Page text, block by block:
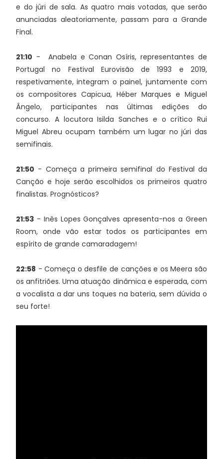
e do júri de sala. As quatro mais votadas, que serão
anunciadas aleatoriamente, passam para a Grande
Final.
21:10 - Anabela e Conan Osíris, representantes de
Portugal no Festival Eurovisão de 1993 e 2019,
respetivamente, integram o painel, juntamente com
os compositores Capicua, Héber Marques e Miguel
Ângelo, participantes nas últimas edições do
concurso. A locutora Isilda Sanches e o crítico Rui
Miguel Abreu ocupam também um lugar no júri das
semifinais.
21:50 - Começa a primeira semifinal do Festival da
Canção e hoje serão escolhidos os primeiros quatro
finalistas. Prognósticos?
21:53 - Inês Lopes Gonçalves apresenta-nos a Green
Room, onde vão estar todos os participantes em
espírito de grande camaradagem!
22:58 - Começa o desfile de canções e os Meera são
os anfitriões. Uma atuação dinâmica e esperada, com
a vocalista a dar uns toques na bateria, sem dúvida o
seu forte!